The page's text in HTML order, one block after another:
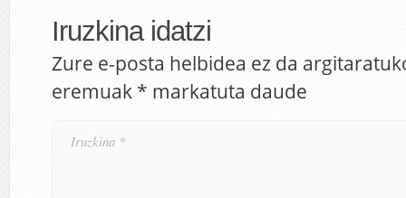
Iruzkina idatzi
Zure e-posta helbidea ez da
eremuak * markatuta daude